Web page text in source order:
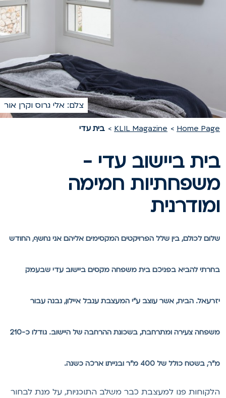
צלם: אלי גרוס וקרן אור
Home
KLIL Magazine בית עדי
ביישוב עדי -
חמימה
לכולם, בין שלל הפרויקטים המקסימים אליהם אני נחשף, החודש
להביא בפניכם בית משפחה מקסים ביישוב עדי שבעמק
הבית, אשר עוצב ע"י המעצבת ענבל איילון, נבנה עבור
משפחה צעירה ומתרחבת, בשכונת ההרחבה של היישוב. גודלו כ-210
בשטח כולל של 400 מ"ר ובנייתו ארכה כשנה.
פנו למעצבת כבר משלב התוכניות, על מנת לבחור